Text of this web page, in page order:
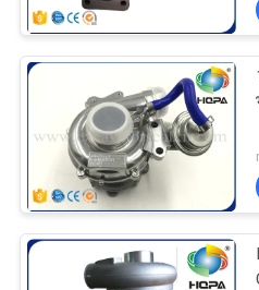
गुणवत्ता
नियंत्रण
साइटमैप
PRIVACY
POLICY
लोडर सील